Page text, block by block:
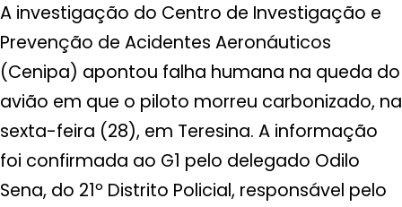
A investigação do Centro de Investigação e
Prevenção de Acidentes Aeronáuticos
(Cenipa) apontou falha humana na queda do
avião em que o piloto morreu carbonizado, na
sexta-feira (28), em Teresina. A informação
foi confirmada ao G1 pelo delegado Odilo
Sena, do 21º Distrito Policial, responsável pelo